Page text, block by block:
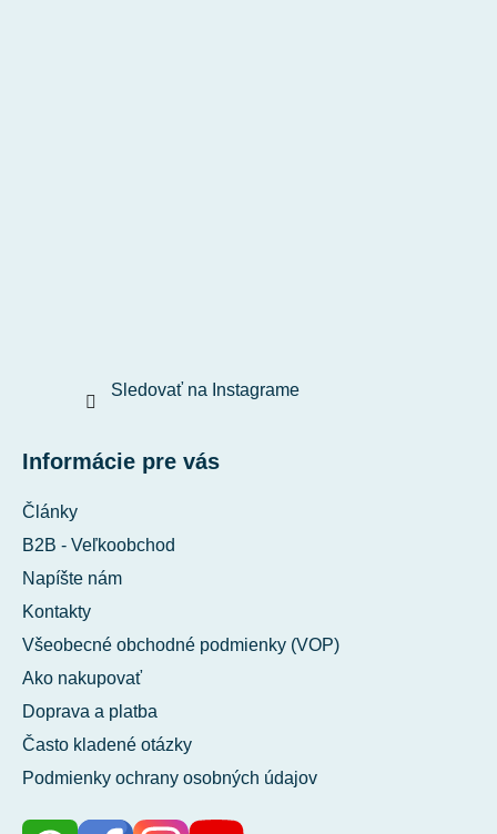
Sledovať na Instagrame
Informácie pre vás
Články
B2B - Veľkoobchod
Napíšte nám
Kontakty
Všeobecné obchodné podmienky (VOP)
Ako nakupovať
Doprava a platba
Často kladené otázky
Podmienky ochrany osobných údajov